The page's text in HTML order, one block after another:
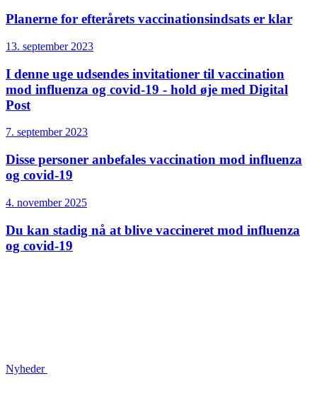
Planerne for efterårets vaccinationsindsats er klar
13. september 2023
I denne uge udsendes invitationer til vaccination
mod influenza og covid-19 - hold øje med Digital
Post
7. september 2023
Disse personer anbefales vaccination mod influenza
og covid-19
4. november 2025
Du kan stadig nå at blive vaccineret mod influenza
og covid-19
Nyheder